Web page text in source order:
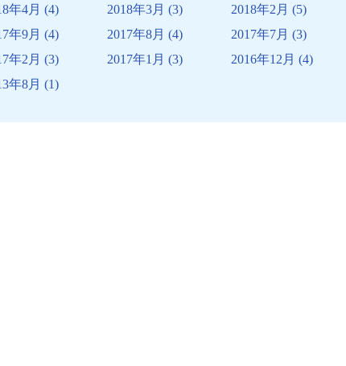
年4月 (4) 2018年3月 (3) 2018年2月 (5)
年9月 (4) 2017年8月 (4) 2017年7月 (3)
年2月 (3) 2017年1月 (3) 2016年12月 (4)
年8月 (1)